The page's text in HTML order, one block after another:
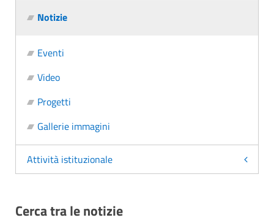
Notizie
Eventi
Video
Progetti
Gallerie immagini
Attività istituzionale
Cerca tra le notizie